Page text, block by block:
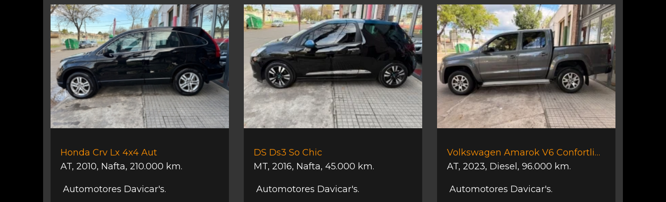
Honda Crv Lx 4x4 Aut
AT, 2010, Nafta, 210.000 km.
Automotores Davicar's.
DS Ds3 So Chic
MT, 2016, Nafta, 45.000 km.
Automotores Davicar's.
Volkswagen Amarok V6 Confortline.
AT, 2023, Diesel , 96.000 km.
Automotores Davicar's.